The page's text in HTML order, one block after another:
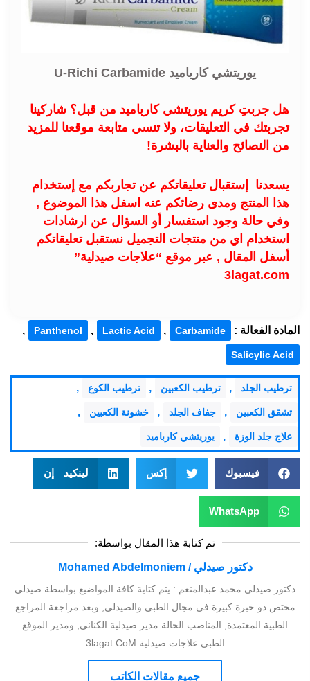
يوريتشي كارباميد U-Richi Carbamide
هل جربتِ كريم يوريتشي كارباميد من قبل؟ شاركينا
تجربتك في التعليقات، ولا تنسي متابعة موقعنا للمزيد
من النصائح والعناية بالبشرة!
يسعدنا إستقبال تعليقاتكم عن تجاربكم مع إستخدام
هذا المنتج ومدى رضائكم عنه اسفل هذا الموضوع ,
وفي حالة وجود استفسار أو السؤال عن ارشادات
استخدام اي من منتجات التجميل نستقبل تعليقاتكم
أسفل المقال , عبر موقع “علاجات صيدلية”
3lagat.com
المادة الفعالة : Carbamide
,
Lactic Acid
,
Panthenol
,
Salicylic Acid
ترطيب الجلد , ترطيب الكعبين , ترطيب الكوع ,
تشقق الكعبين , جفاف الجلد , خشونة الكعبين ,
علاج جلد الوزة , يوريتشي كارباميد
فيسبوك إكس لينكيد إن
WhatsApp
تم كتابة هذا المقال بواسطة:
دكتور صيدلي / Mohamed Abdelmoniem
دكتور صيدلي محمد عبدالمنعم : يتم كتابة كافة المواضيع بواسطة صيدلي
مختص ذو خبرة كبيرة في مجال الطبي والصيدلي, وبعد مراجعة المراجع
الطبية المعتمدة, المناصب الحالة مدير صيدلية الكناني, ومدير الموقع
الطبي علاجات صيدلية 3lagat.CoM
جميع مقالات الكاتب